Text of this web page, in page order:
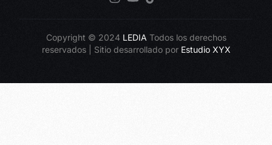
Copyright © 2024 LEDIA Todos los derechos
reservados | Sitio desarrollado por Estudio XYX